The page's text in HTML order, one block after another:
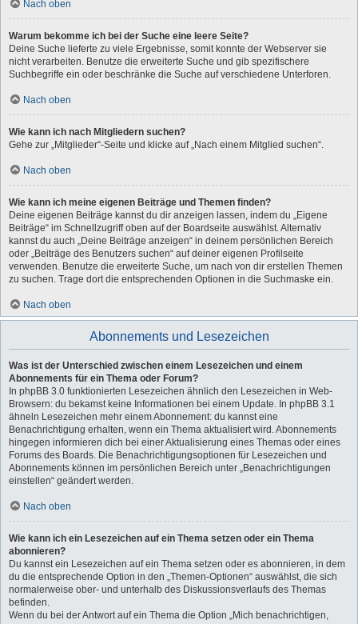
Nach oben
Warum bekomme ich bei der Suche eine leere Seite?
Deine Suche lieferte zu viele Ergebnisse, somit konnte der Webserver sie
nicht verarbeiten. Benutze die erweiterte Suche und gib spezifischere
Suchbegriffe ein oder beschränke die Suche auf verschiedene Unterforen.
Nach oben
Wie kann ich nach Mitgliedern suchen?
Gehe zur „Mitglieder“-Seite und klicke auf „Nach einem Mitglied suchen“.
Nach oben
Wie kann ich meine eigenen Beiträge und Themen finden?
Deine eigenen Beiträge kannst du dir anzeigen lassen, indem du „Eigene
Beiträge“ im Schnellzugriff oben auf der Boardseite auswählst. Alternativ
kannst du auch „Deine Beiträge anzeigen“ in deinem persönlichen Bereich
oder „Beiträge des Benutzers suchen“ auf deiner eigenen Profilseite
verwenden. Benutze die erweiterte Suche, um nach von dir erstellen Themen
zu suchen. Trage dort die entsprechenden Optionen in die Suchmaske ein.
Nach oben
Abonnements und Lesezeichen
Was ist der Unterschied zwischen einem Lesezeichen und einem
Abonnements für ein Thema oder Forum?
In phpBB 3.0 funktionierten Lesezeichen ähnlich den Lesezeichen in Web-
Browsern: du bekamst keine Informationen bei einem Update. In phpBB 3.1
ähneln Lesezeichen mehr einem Abonnement: du kannst eine
Benachrichtigung erhalten, wenn ein Thema aktualisiert wird. Abonnements
hingegen informieren dich bei einer Aktualisierung eines Themas oder eines
Forums des Boards. Die Benachrichtigungsoptionen für Lesezeichen und
Abonnements können im persönlichen Bereich unter „Benachrichtigungen
einstellen“ geändert werden.
Nach oben
Wie kann ich ein Lesezeichen auf ein Thema setzen oder ein Thema
abonnieren?
Du kannst ein Lesezeichen auf ein Thema setzen oder es abonnieren, in dem
du die entsprechende Option in den „Themen-Optionen“ auswählst, die sich
normalerweise ober- und unterhalb des Diskussionsverlaufs des Themas
befinden.
Wenn du bei der Antwort auf ein Thema die Option „Mich benachrichtigen,